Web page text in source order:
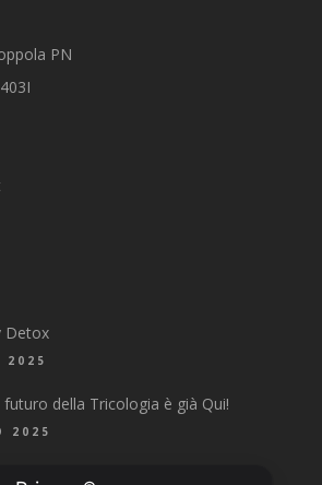
PN
Detox
2025
futuro della Tricologia è già Qui!
2025
2025 Primavera/Estate